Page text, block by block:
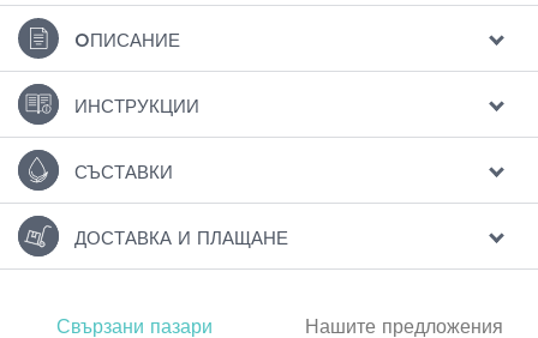
ΟПИСАНИЕ
ИНСТРУКЦИИ
СЪСТАВКИ
ДОСТАВКА И ПЛАЩАНЕ
Свързани пазари Нашите предложения